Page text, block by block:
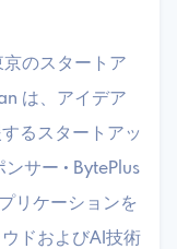
のスタートア
は、アイデア
るスタートアッ
サー • BytePlus
リケーションを
ドおよびAI技術